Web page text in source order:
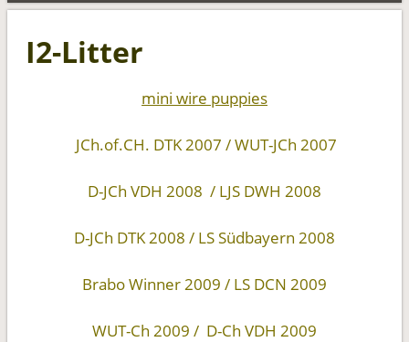
I2-Litter
mini wire puppies
JCh.of.CH. DTK 2007 / WUT-JCh 2007
D-JCh VDH 2008 / LJS DWH 2008
D-JCh DTK 2008 / LS Südbayern 2008
Brabo Winner 2009 / LS DCN 2009
WUT-Ch 2009 / D-Ch VDH 2009